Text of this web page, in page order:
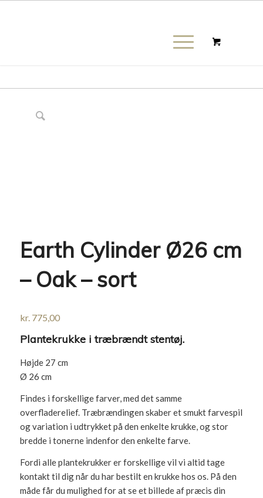
Earth Cylinder Ø26 cm
– Oak – sort
kr.775,00
Plantekrukke i træbrændt stentøj.
Højde 27 cm
Ø 26 cm
Findes i forskellige farver, med det samme
overfladerelief. Træbrændingen skaber et smukt farvespil
og variation i udtrykket på den enkelte krukke, og stor
bredde i tonerne indenfor den enkelte farve.
Fordi alle plantekrukker er forskellige vil vi altid tage
kontakt til dig når du har bestilt en krukke hos os. På den
måde får du mulighed for at se et billede af præcis din